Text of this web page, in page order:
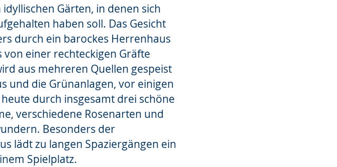
Gärten, in denen sich
haben soll. Das Gesicht
durch ein barockes Herrenhaus
einer rechteckigen Gräfte
aus mehreren Quellen gespeist
und die Grünanlagen, vor einigen
durch insgesamt drei schöne
verschiedene Rosenarten und
Besonders der
lädt zu langen Spaziergängen ein
Spielplatz.